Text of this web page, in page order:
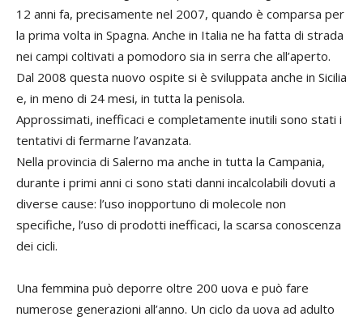
12 anni fa, precisamente nel 2007, quando è comparsa per
la prima volta in Spagna. Anche in Italia ne ha fatta di strada
nei campi coltivati a pomodoro sia in serra che all’aperto.
Dal 2008 questa nuovo ospite si è sviluppata anche in Sicilia
e, in meno di 24 mesi, in tutta la penisola.
Approssimati, inefficaci e completamente inutili sono stati i
tentativi di fermarne l’avanzata.
Nella provincia di Salerno ma anche in tutta la Campania,
durante i primi anni ci sono stati danni incalcolabili dovuti a
diverse cause: l’uso inopportuno di molecole non
specifiche, l’uso di prodotti inefficaci, la scarsa conoscenza
dei cicli.
Una femmina può deporre oltre 200 uova e può fare
numerose generazioni all’anno. Un ciclo da uova ad adulto